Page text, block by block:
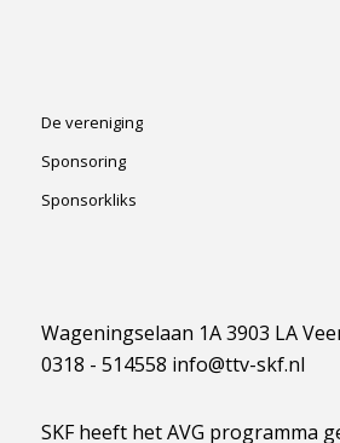
De vereniging
Sponsoring
Sponsorkliks
Wageningselaan 1A 3903 LA
0318 - 514558 info@ttv-skf.nl
SKF heeft het AVG programma